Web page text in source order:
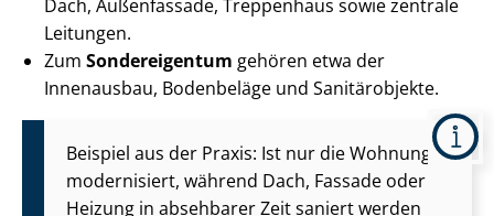
Dach, Außenfassade, Treppenhaus sowie zentrale
Leitungen.
Zum Sondereigentum gehören etwa der
Innenausbau, Bodenbeläge und Sanitärobjekte.
Beispiel aus der Praxis: Ist nur die Wohnung
modernisiert, während Dach, Fassade oder
Heizung in absehbarer Zeit saniert werden